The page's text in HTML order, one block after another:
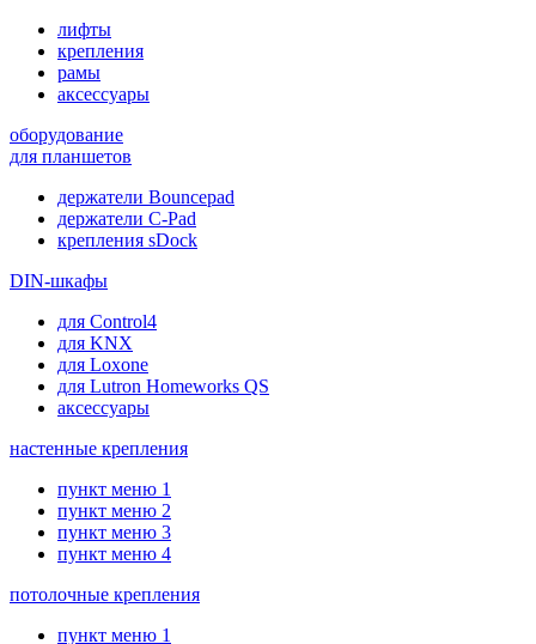
лифты
крепления
рамы
аксессуары
оборудование
для планшетов
держатели Bouncepad
держатели C-Pad
крепления sDock
DIN-шкафы
для Control4
для KNX
для Loxone
для Lutron Homeworks QS
аксессуары
настенные крепления
пункт меню 1
пункт меню 2
пункт меню 3
пункт меню 4
потолочные крепления
пункт меню 1